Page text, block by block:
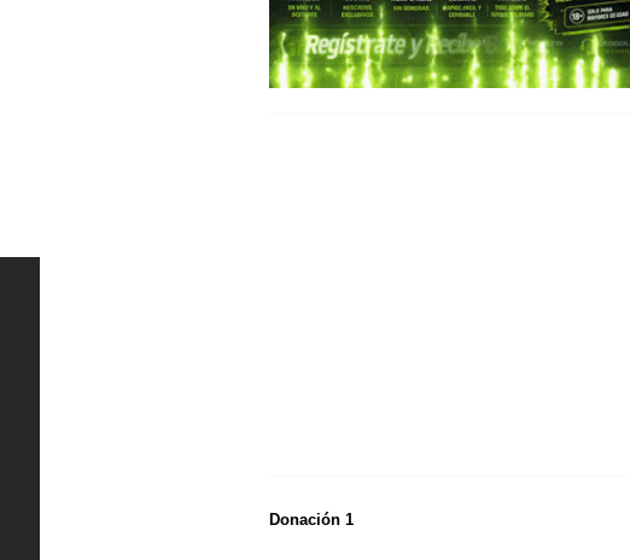
Donación 1